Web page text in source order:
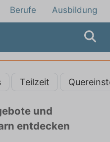
Berufe Ausbildung
Teilzeit
und
entdecken